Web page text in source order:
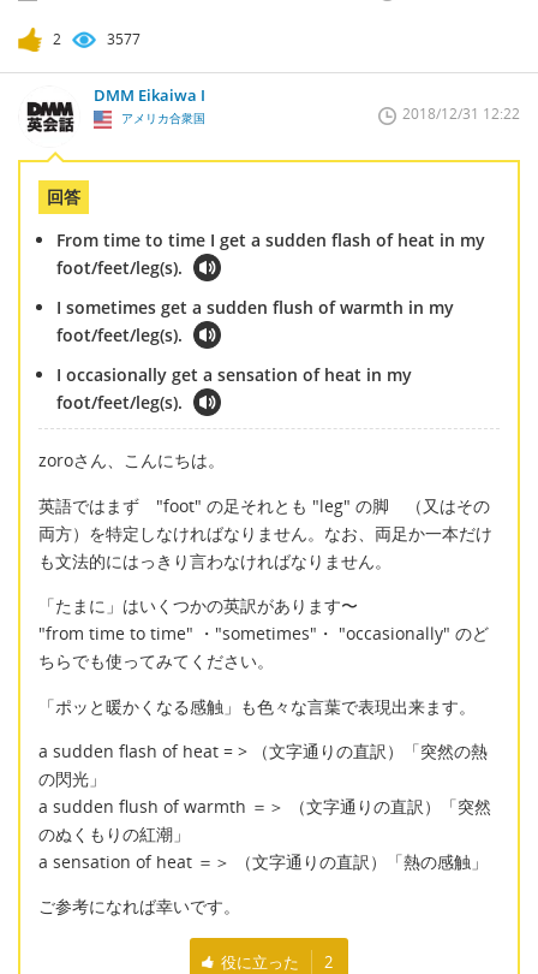
2 3577
DMM Eikaiwa I
アメリカ合衆国 2018/12/31 12:22
回答
From time to time I get a sudden flash of heat in my
foot/feet/leg(s).
I sometimes get a sudden flush of warmth in my
foot/feet/leg(s).
I occasionally get a sensation of heat in my
foot/feet/leg(s).
zoroさん、こんにちは。
英語ではまず "foot" の足それとも "leg" の脚 （又はその
両方）を特定しなければなりません。なお、両足か一本だけ
も文法的にはっきり言わなければなりません。
「たまに」はいくつかの英訳があります〜
"from time to time" ・"sometimes"・ "occasionally" のど
ちらでも使ってみてください。
「ポッと暖かくなる感触」も色々な言葉で表現出来ます。
a sudden flash of heat = > （文字通りの直訳）「突然の熱
の閃光」
a sudden flush of warmth ＝＞ （文字通りの直訳）「突然
のぬくもりの紅潮」
a sensation of heat ＝＞ （文字通りの直訳）「熱の感触」
ご参考になれば幸いです。
役に立った 2